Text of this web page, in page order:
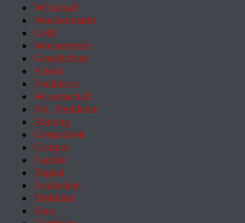
Wirtschaft
Wochenmarkt
Geld
Wochenende
Gesellschaft
Arbeit
Feuilleton
Wissenschaft
Pol. Feuilleton
Bildung
Gesundheit
Campus
Familie
Digital
Entdecken
Mobilität
Sinn